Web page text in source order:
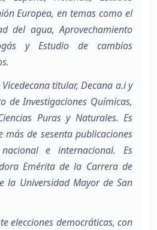
Europea, en temas como el
del agua, Aprovechamiento
y Estudio de cambios
titular, Decana a.i y
de Investigaciones Químicas,
Puras y Naturales. Es
de sesenta publicaciones
e internacional. Es
Emérita de la Carrera de
la Universidad Mayor de San
elecciones democráticas, con